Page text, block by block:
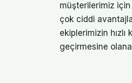
müşterilerimiz
çok ciddi
ekiplerimizin
geçirmesine